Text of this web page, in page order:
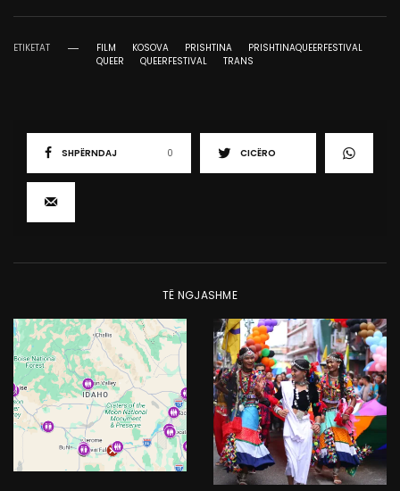
ETIKETAT FILM KOSOVA PRISHTINA
PRISHTINAQUEERFESTIVAL
QUEER
QUEERFESTIVAL TRANS
SHPËRNDAJ 0 CICËRO
TË NGJASHME